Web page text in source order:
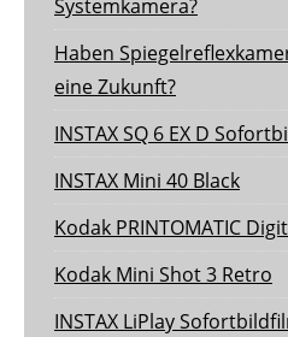
Systemkamera?
Haben
eine Zukunft?
INSTAX SQ 6 EX D
INSTAX Mini 40 Black
Kodak PRINTOMATIC
Kodak Mini Shot 3 Retro
INSTAX LiPlay